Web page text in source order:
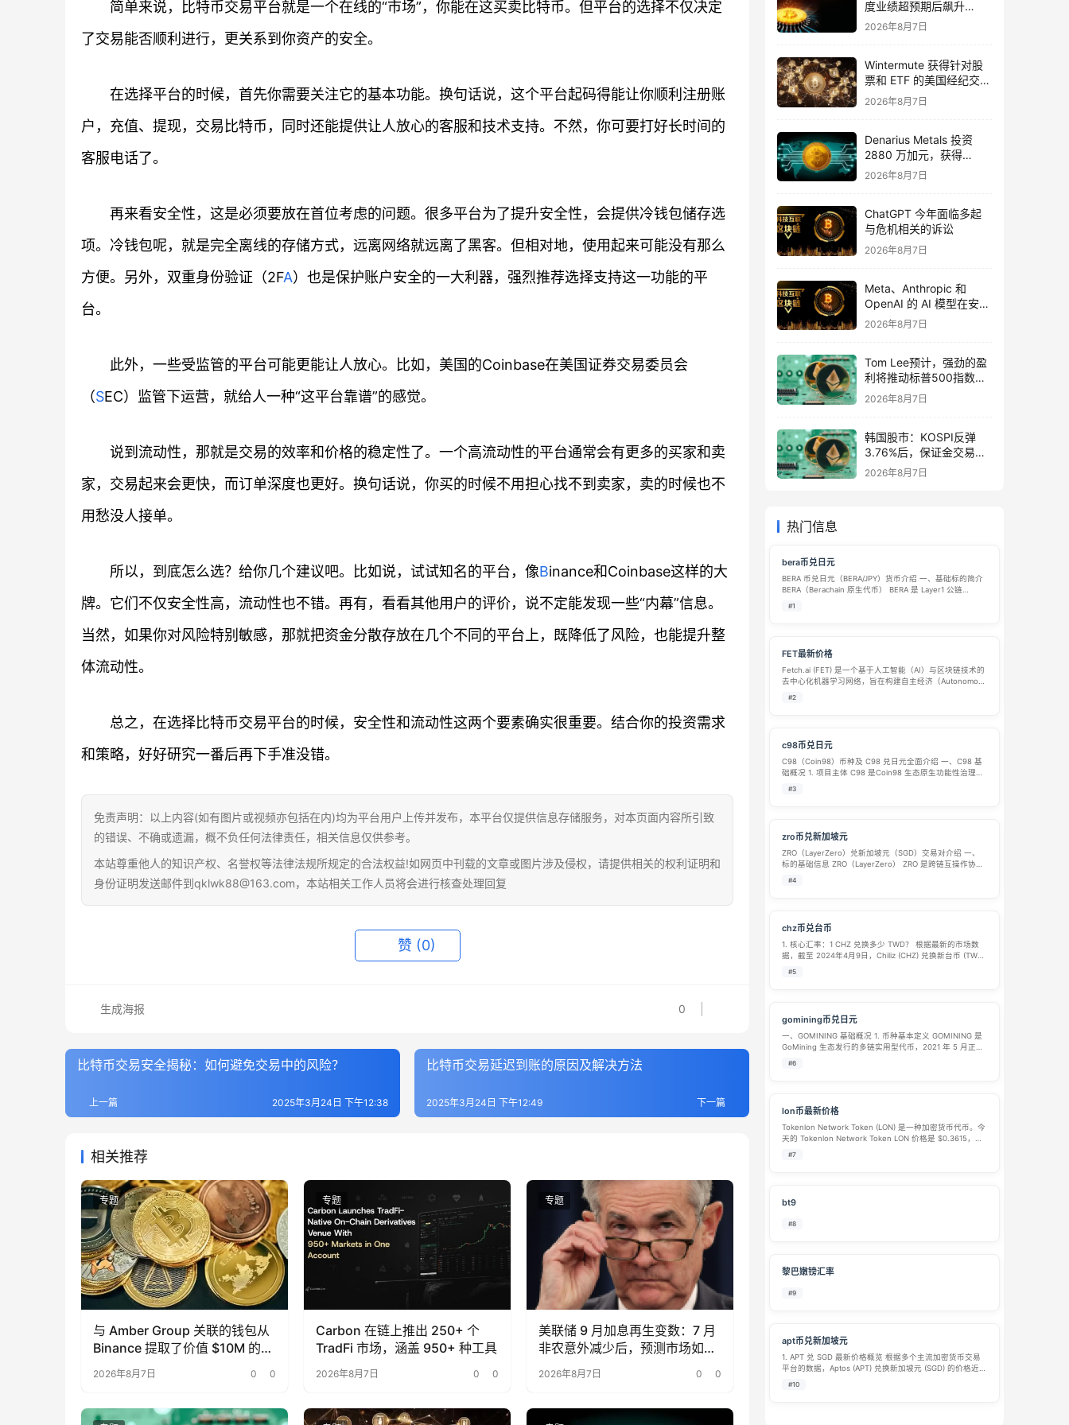
简单来说，比特币交易平台就是一个在线的“市场”，你能在这买卖比特币。但平台的选择不仅决定
了交易能否顺利进行，更关系到你资产的安全。
在选择平台的时候，首先你需要关注它的基本功能。换句话说，这个平台起码得能让你顺利注册账
户，充值、提现，交易比特币，同时还能提供让人放心的客服和技术支持。不然，你可要打好长时间的
客服电话了。
再来看安全性，这是必须要放在首位考虑的问题。很多平台为了提升安全性，会提供冷钱包储存选
项。冷钱包呢，就是完全离线的存储方式，远离网络就远离了黑客。但相对地，使用起来可能没有那么
方便。另外，双重身份验证（2FA）也是保护账户安全的一大利器，强烈推荐选择支持这一功能的平
台。
此外，一些受监管的平台可能更能让人放心。比如，美国的Coinbase在美国证券交易委员会
（SEC）监管下运营，就给人一种“这平台靠谱”的感觉。
说到流动性，那就是交易的效率和价格的稳定性了。一个高流动性的平台通常会有更多的买家和卖
家，交易起来会更快，而订单深度也更好。换句话说，你买的时候不用担心找不到卖家，卖的时候也不
用愁没人接单。
所以，到底怎么选？给你几个建议吧。比如说，试试知名的平台，像Binance和Coinbase这样的大
牌。它们不仅安全性高，流动性也不错。再有，看看其他用户的评价，说不定能发现一些“内幕”信息。
当然，如果你对风险特别敏感，那就把资金分散存放在几个不同的平台上，既降低了风险，也能提升整
体流动性。
总之，在选择比特币交易平台的时候，安全性和流动性这两个要素确实很重要。结合你的投资需求
和策略，好好研究一番后再下手准没错。
免责声明：以上内容(如有图片或视频亦包括在内)均为平台用户上传并发布，本平台仅提供信息存储服务，对本页面内容所引致
的错误、不确或遗漏，概不负任何法律责任，相关信息仅供参考。
本站尊重他人的知识产权、名誉权等法律法规所规定的合法权益!如网页中刊载的文章或图片涉及侵权，请提供相关的权利证明和
身份证明发送邮件到qklwk88@163.com，本站相关工作人员将会进行核查处理回复
赞 (0)
0
生成海报
比特币交易安全揭秘：如何避免交易中的风险？
上一篇 2025年3月24日 下午12:38
比特币交易延迟到账的原因及解决方法
下一篇
2025年3月24日 下午12:49
相关推荐
专题
与 Amber Group 关联的钱包从
Binance 提取了价值 $10M 的
ENA、AAVE、ETH、BNB 和
LINK。
2026年8月7日 0 0
专题
Carbon 在链上推出 250+ 个
TradFi 市场，涵盖 950+ 种工具
2026年8月7日 0 0
专题
美联储 9 月加息再生变数：7 月
非农意外减少后，预测市场如何
重新定价？
2026年8月7日 0 0
度业绩超预期后飙升
16%，华尔街将目标价上
2026年8月7日
Wintermute 获得针对股
票和 ETF 的美国经纪交易
商资格
2026年8月7日
Denarius Metals 投资
2880 万加元，获得
Copper Giant Resources
2026年8月7日
ChatGPT 今年面临多起
与危机相关的诉讼
2026年8月7日
Meta、Anthropic 和
OpenAI 的 AI 模型在安全
测试期间入侵外部组织
2026年8月7日
Tom Lee预计，强劲的盈
利将推动标普500指数在
8月前升至8,000点
2026年8月7日
韩国股市：KOSPI反弹
3.76%后，保证金交易激
增1万亿韩元
2026年8月7日
热门信息
bera币兑日元
BERA 币兑日元（BERA/JPY）货币介绍 一、基础标的简介
BERA（Berachain 原生代币） BERA 是 Layer1 公链
Berachain 的原生通证，公链采用流动性证明（PoL）共
#1
FET最新价格
Fetch.ai (FET) 是一个基于人工智能（AI）与区块链技术的
去中心化机器学习网络，旨在构建自主经济（Autonomous
Economic Agents, AEA）生态系统。FET 代币用于支付网
#2
c98币兑日元
C98（Coin98）币种及 C98 兑日元全面介绍 一、C98 基
础概况 1. 项目主体 C98 是Coin98 生态原生功能性治理代
币，Coin98 诞生于 2020 年，是一站式全链路跨链 DeFi
#3
zro币兑新加坡元
ZRO（LayerZero）兑新加坡元（SGD）交易对介绍 一、
标的基础信息 ZRO（LayerZero） ZRO 是跨链互操作协议
LayerZero 的原生代币，总供应量 10 亿枚，具备治理、质
#4
chz币兑台币
1. 核心汇率：1 CHZ 兑换多少 TWD？ 根据最新的市场数
据，截至 2024年4月9日，Chiliz (CHZ) 兑换新台币 (TWD)
的参考汇率为： 1 CHZ ≈ 4.80 TWD1 TWD ≈ 0.2082 CHZ
#5
gomining币兑日元
一、GOMINING 基础概况 1. 币种基本定义 GOMINING 是
GoMining 生态发行的多链实用型代币，2021 年 5 月正式
上线，依托以太坊、BNB 链、Solana 等多条公链部署智能
#6
lon币最新价格
Tokenlon Network Token (LON) 是一种加密货币代币。今
天的 Tokenlon Network Token LON 价格是 $0.3615，过
去 24 小时的 Tokenlon Network Token 交易量是 …
#7
bt9
#8
黎巴嫩镑汇率
#9
apt币兑新加坡元
1. APT 兑 SGD 最新价格概览 根据多个主流加密货币交易
平台的数据，Aptos (APT) 兑换新加坡元 (SGD) 的价格近期
波动较大。以下是不同平台在近期的报价参考： 平台 / 数
#10